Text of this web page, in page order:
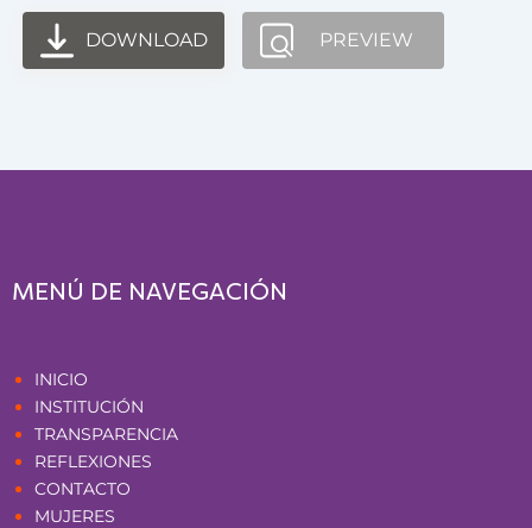
DOWNLOAD PREVIEW
MENÚ DE NAVEGACIÓN
INICIO
INSTITUCIÓN
TRANSPARENCIA
REFLEXIONES
CONTACTO
MUJERES